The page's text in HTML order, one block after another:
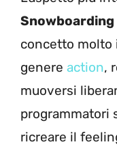
Snowboarding
concetto molto
genere action,
muoversi
programmatori
ricreare il